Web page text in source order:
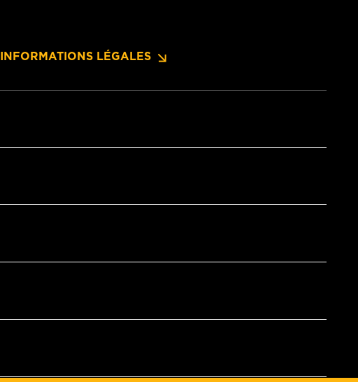
INFORMATIONS LÉGALES